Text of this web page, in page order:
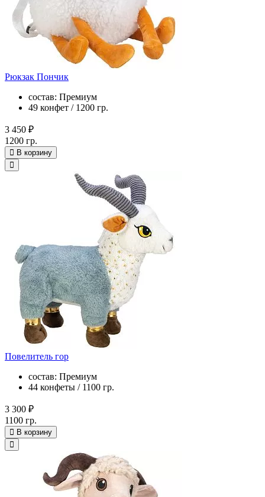
Рюкзак Пончик
состав: Премиум
49 конфет / 1200 гр.
3 450 ₽
1200 гр.
В корзину
Повелитель гор
состав: Премиум
44 конфеты / 1100 гр.
3 300 ₽
1100 гр.
В корзину